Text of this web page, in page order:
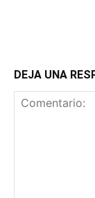
DEJA UNA